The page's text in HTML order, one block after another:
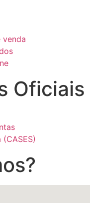
venda
Oficiais